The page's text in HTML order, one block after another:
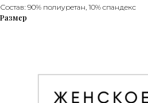
Состав: 90% полиуретан, 10% спандекс
Размер